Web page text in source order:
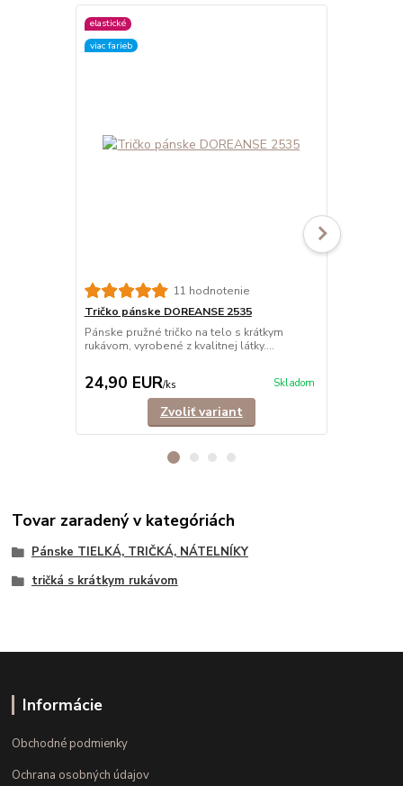
elastické
viac farieb
11 hodnotenie
Tričko pánske DOREANSE 2535
Pánske pružné tričko na telo s krátkym
rukávom, vyrobené z kvalitnej látky....
24,90 EUR/ks Skladom
Zvoliť variant
Tovar zaradený v kategóriách
Pánske TIELKÁ, TRIČKÁ, NÁTELNÍKY
tričká s krátkym rukávom
Informácie
Obchodné podmienky
Ochrana osobných údajov